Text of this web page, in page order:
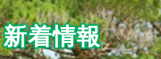
新着情報